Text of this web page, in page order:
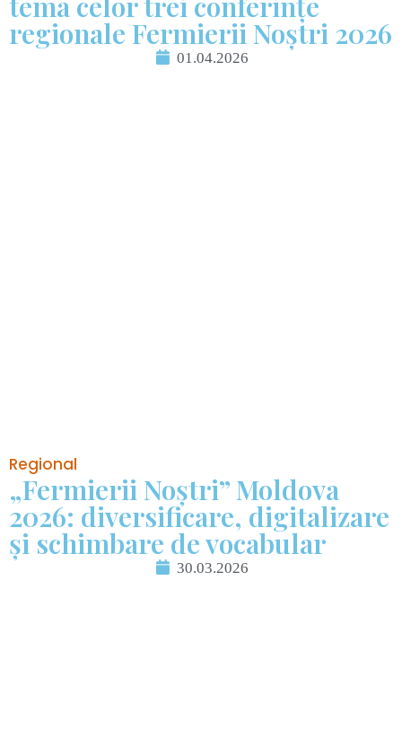
regionale Fermierii Noștri 2026
01.04.2026
Regional
„Fermierii Noștri” Moldova
2026: diversificare, digitalizare
și schimbare de vocabular
30.03.2026